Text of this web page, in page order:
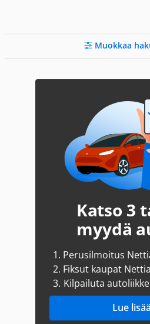
Muokkaa
Katso 3
myydä
1. Perusilmoitus
2. Fiksut kaupat
3. Kilpailuta
Lue lisää